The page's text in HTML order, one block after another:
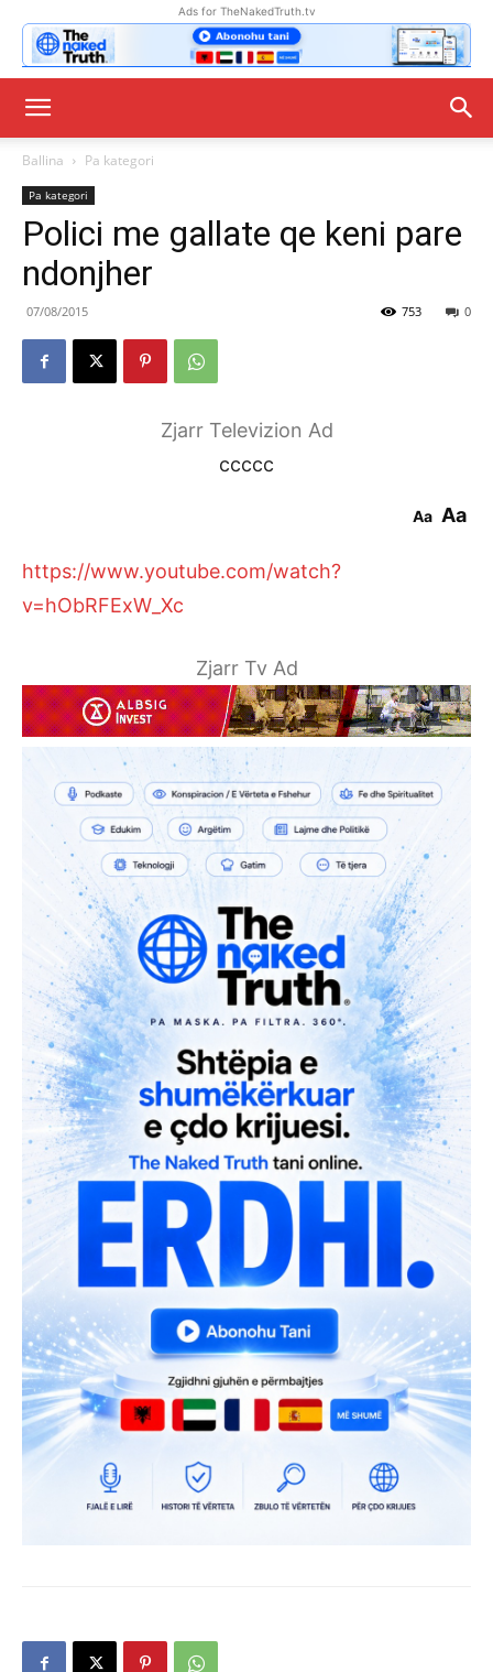
Ads for TheNakedTruth.tv
Ballina Pa kategori
Pa kategori
Polici me gallate qe keni pare
ndonjher
07/08/2015 0
753
Zjarr Televizion Ad
ccccc
Aa Aa
https://www.youtube.com/watch?
v=hObRFExW_Xc
Zjarr Tv Ad